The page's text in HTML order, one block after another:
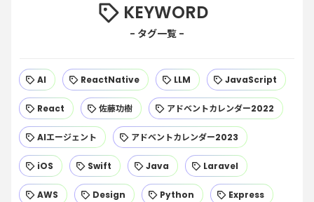
KEYWORD
AI ReactNative LLM JavaScript
React 佐藤功樹 アドベントカレンダー2022
AIエージェント アドベントカレンダー2023
iOS Swift Java Laravel
AWS Design Python Express